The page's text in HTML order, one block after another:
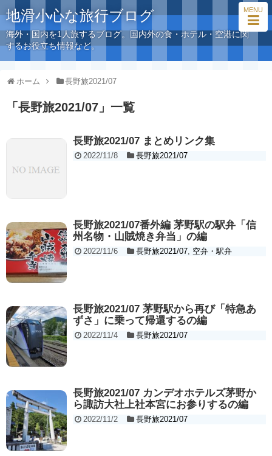
MENU
地滑小心な旅行ブログ
海外・国内を1人旅するブログ。国内外の食・ホテル・空港に関
するお役立ち情報など。
ホーム 長野旅2021/07
「 長野旅2021/07 」 一覧
長野旅2021/07 まとめリンク集
2022/11/8 長野旅2021/07
長野旅2021/07番外編 茅野駅の駅弁「信
州名物・山賊焼き弁当」の編
2022/11/6 長野旅2021/07, 空弁・駅弁
長野旅2021/07 茅野駅から再び「特急あ
ずさ」に乗って帰還するの編
2022/11/4 長野旅2021/07
長野旅2021/07 カンデオホテルズ茅野か
ら諏訪大社上社本宮にお参りするの編
2022/11/2 長野旅2021/07